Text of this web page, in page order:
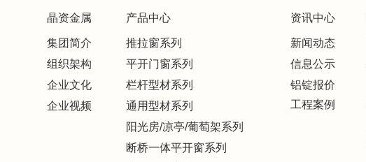
晶资金属
集团简介
组织架构
企业文化
企业视频
产品中心
推拉窗系列
平开门窗系列
栏杆型材系列
通用型材系列
阳光房/凉亭/葡萄架系列
断桥一体平开窗系列
资讯中心
新闻动态
信息公示
铝锭报价
工程案例